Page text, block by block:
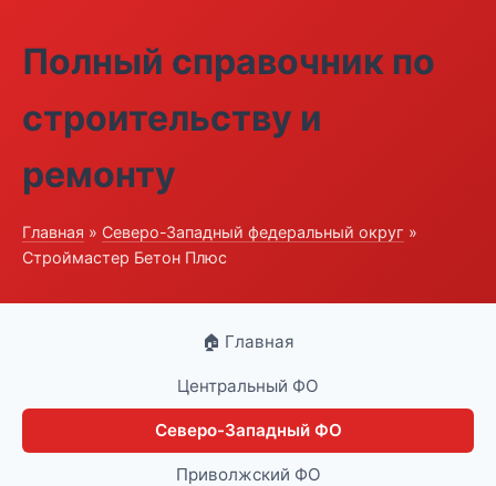
Полный справочник по
строительству и
ремонту
Главная » Северо-Западный федеральный округ »
Строймастер Бетон Плюс
🏠 Главная
Центральный ФО
Северо-Западный ФО
Приволжский ФО